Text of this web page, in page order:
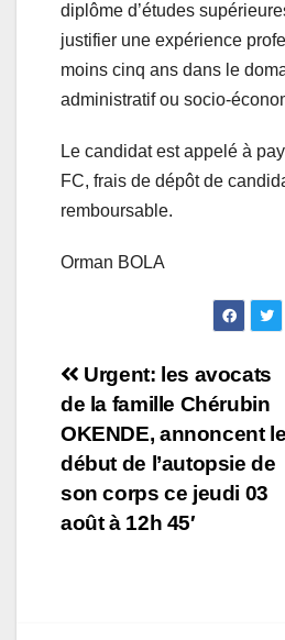
diplôme d’études
justifier une expérience
moins cinq ans dans le
administratif ou socio-
Le candidat est appelé à
FC, frais de dépôt de
remboursable.
Orman BOLA
Navigation
de
l’article
Urgent: les avocats
de la famille Chérubin
OKENDE, annoncent le
début de l’autopsie de
son corps ce jeudi 03
août à 12h 45′